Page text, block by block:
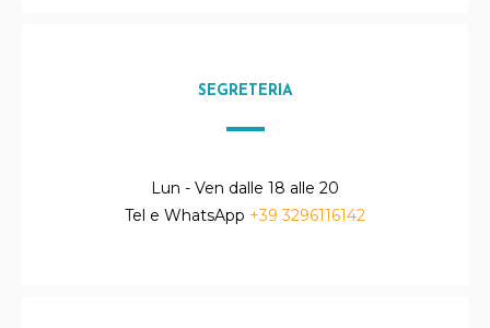
SEGRETERIA
Lun - Ven dalle 18 alle 20
Tel e WhatsApp +39 3296116142